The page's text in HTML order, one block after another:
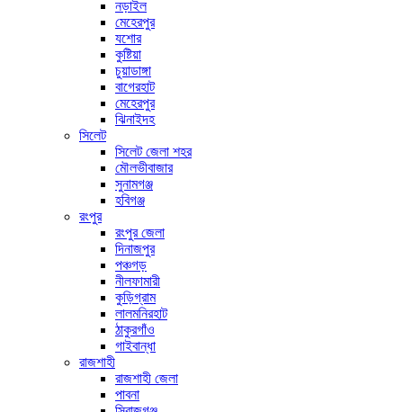
নড়াইল
মেহেরপুর
যশোর
কুষ্টিয়া
চুয়াডাঙ্গা
বাগেরহাট
মেহেরপুর
ঝিনাইদহ
সিলেট
সিলেট জেলা শহর
মৌলভীবাজার
সুনামগঞ্জ
হবিগঞ্জ
রংপুর
রংপুর জেলা
দিনাজপুর
পঞ্চগড়
নীলফামারী
কুড়িগ্রাম
লালমনিরহাট
ঠাকুরগাঁও
গাইবান্ধা
রাজশাহী
রাজশাহী জেলা
পাবনা